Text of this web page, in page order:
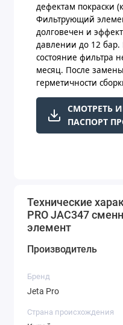
дефектам покраски
Фильтрующий
долговечен и
давлении до 12 бар.
состояние фильтра
месяц. После
герметичности
СМОТРЕТЬ
ПАСПОРТ
Технические
PRO JAC347
элемент
Производитель
Бренд
Jeta Pro
Страна происхождения